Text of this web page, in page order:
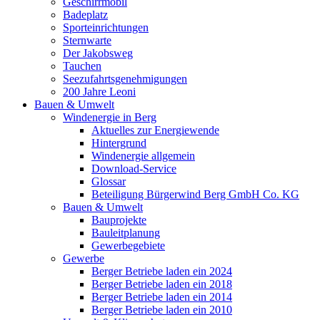
Badeplatz
Sporteinrichtungen
Sternwarte
Der Jakobsweg
Tauchen
Seezufahrtsgenehmigungen
200 Jahre Leoni
Bauen & Umwelt
Windenergie in Berg
Aktuelles zur Energiewende
Hintergrund
Windenergie allgemein
Download-Service
Glossar
Beteiligung Bürgerwind Berg GmbH Co. KG
Bauen & Umwelt
Bauprojekte
Bauleitplanung
Gewerbegebiete
Gewerbe
Berger Betriebe laden ein 2024
Berger Betriebe laden ein 2018
Berger Betriebe laden ein 2014
Berger Betriebe laden ein 2010